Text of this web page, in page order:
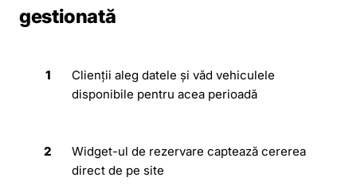
gestionată
1
Clienții aleg datele și văd vehiculele
disponibile pentru acea perioadă
2
Widget-ul de rezervare captează cererea
direct de pe site